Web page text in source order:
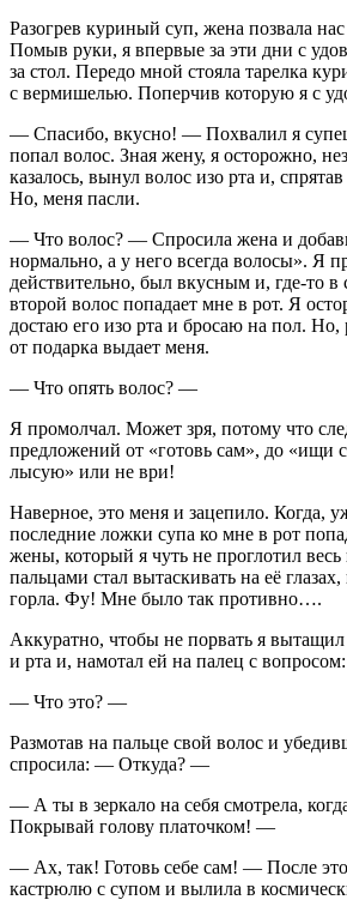
Разогрев куриный суп, жена позвала
Помыв руки, я впервые за эти дни с
за стол. Передо мной стояла тарелка
с вермишелью. Поперчив которую я с
— Спасибо, вкусно! — Похвалил я
попал волос. Зная жену, я осторожно,
казалось, вынул волос изо рта и,
Но, меня пасли.
— Что волос? — Спросила жена и
нормально, а у него всегда волосы». Я
действительно, был вкусным и, где-то в
второй волос попадает мне в рот. Я
достаю его изо рта и бросаю на пол.
от подарка выдает меня.
— Что опять волос? —
Я промолчал. Может зря, потому что
предложений от «готовь сам», до «ищи
лысую» или не ври!
Наверное, это меня и зацепило. Когда,
последние ложки супа ко мне в рот
жены, который я чуть не проглотил
пальцами стал вытаскивать на её
горла. Фу! Мне было так противно….
Аккуратно, чтобы не порвать я вытащил
и рта и, намотал ей на палец с вопросом:
— Что это? —
Размотав на пальце свой волос и
спросила: — Откуда? —
— А ты в зеркало на себя смотрела,
Покрывай голову платочком! —
— Ах, так! Готовь себе сам! — После
кастрюлю с супом и вылила в